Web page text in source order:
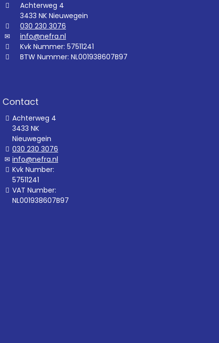
Achterweg 4
3433 NK Nieuwegein
030 230 3076
info@nefra.nl
Kvk Nummer: 57511241
BTW Nummer: NL001938607B97
Contact
Achterweg 4
3433 NK
Nieuwegein
030 230 3076
info@nefra.nl
Kvk Number:
57511241
VAT Number:
NL001938607B97